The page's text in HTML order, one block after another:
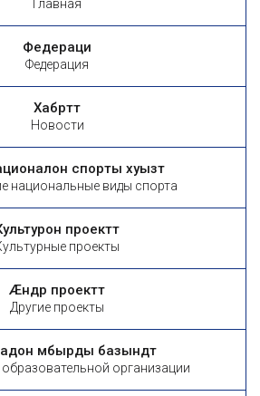
Главная
Федераци
Федерация
Хабӕрттӕ
Новости
спорты хуызтӕ
национальные виды спорта
проекттӕ
проекты
Æндӕр проекттӕ
Другие проекты
ӕмбырды базындтӕ
организации